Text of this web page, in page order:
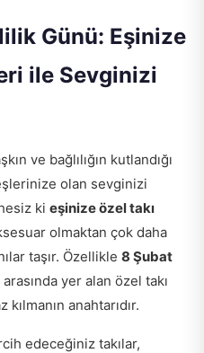
Günü: Eşinize
ile Sevginizi
ve bağlılığın kutlandığı
olan sevginizi
ki eşinize özel takı
olmaktan çok daha
taşır. Özellikle 8 Şubat
arasında yer alan özel takı
anahtarıdır.
edeceğiniz takılar,